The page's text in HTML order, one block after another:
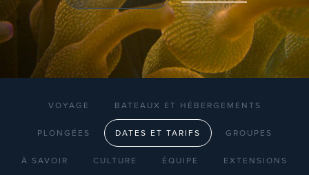
RECHERCHER
EVENTS
VOYAGE BATEAUX ET HÉBERGEMENTS
PLONGÉES DATES ET TARIFS GROUPES
À SAVOIR CULTURE ÉQUIPE EXTENSIONS